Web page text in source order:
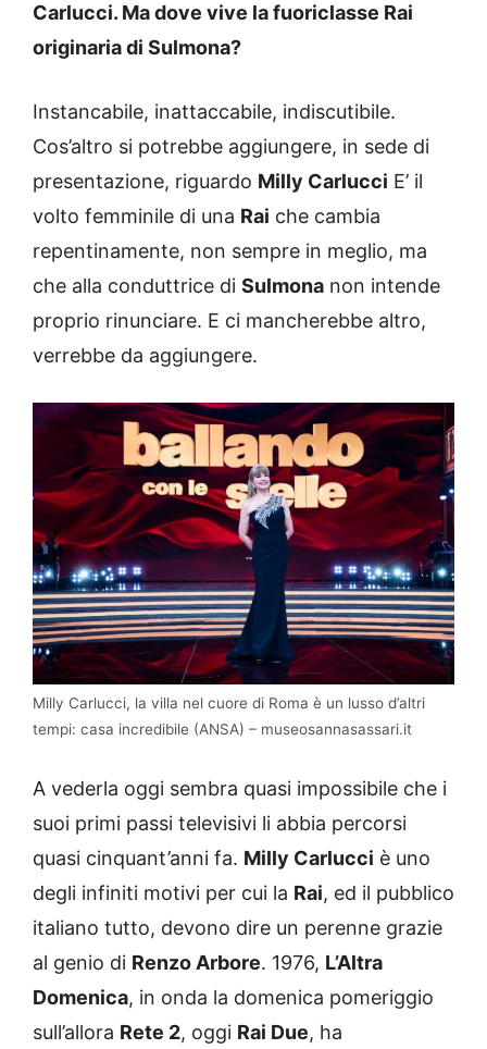
Carlucci. Ma dove vive la fuoriclasse Rai
originaria di Sulmona?
Instancabile, inattaccabile, indiscutibile.
Cos’altro si potrebbe aggiungere, in sede di
presentazione, riguardo Milly Carlucci E’ il
volto femminile di una Rai che cambia
repentinamente, non sempre in meglio, ma
che alla conduttrice di Sulmona non intende
proprio rinunciare. E ci mancherebbe altro,
verrebbe da aggiungere.
Milly Carlucci, la villa nel cuore di Roma è un lusso d’altri
tempi: casa incredibile (ANSA) – museosannasassari.it
A vederla oggi sembra quasi impossibile che i
suoi primi passi televisivi li abbia percorsi
quasi cinquant’anni fa. Milly Carlucci è uno
degli infiniti motivi per cui la Rai, ed il pubblico
italiano tutto, devono dire un perenne grazie
al genio di Renzo Arbore. 1976, L’Altra
Domenica, in onda la domenica pomeriggio
sull’allora Rete 2, oggi Rai Due, ha